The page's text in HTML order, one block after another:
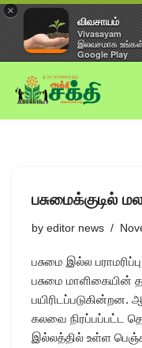
×
விவசாயம்
Vivasayam
இலவசமாக உங்கள்
Google Play
Skip
to
பசுமைக்குடில்
by editor news
பசுமை இல்ல
பசுமை மாளிகையின்
கலவை நிரப்பப்பட்ட
இல்லத்தில் உள்ள